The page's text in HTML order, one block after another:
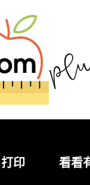
打印 看看